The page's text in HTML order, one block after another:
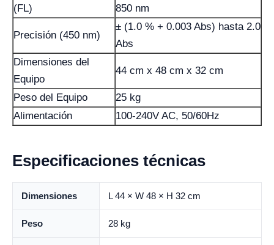
(FL)
850 nm
Precisión (450 nm)
± (1.0 % + 0.003 Abs) hasta 2.0
Abs
Dimensiones del
Equipo
44 cm x 48 cm x 32 cm
Peso del Equipo
25 kg
Alimentación
100-240V AC, 50/60Hz
Especificaciones técnicas
Dimensiones L 44 × W 48 × H 32 cm
Peso 28 kg